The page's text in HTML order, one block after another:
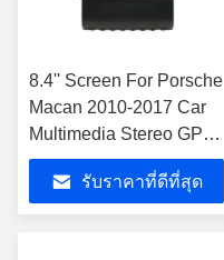
8.4'' Screen For Porsche
Macan 2010-2017 Car
Multimedia Stereo GPS
CarPlay Player เครื่อง
เล่นการเล่นรถยนต์
รับราคาที่ดีที่สุด